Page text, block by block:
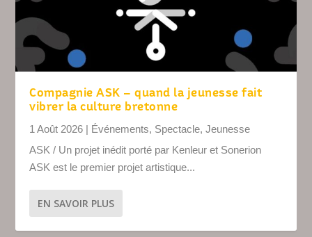
Compagnie ASK – quand la jeunesse fait
vibrer la culture bretonne
1 Août 2026 | Événements, Spectacle,Jeunesse
ASK / Un projet inédit porté par Kenleur et Sonerion
ASK est le premier projet artistique...
EN SAVOIR PLUS